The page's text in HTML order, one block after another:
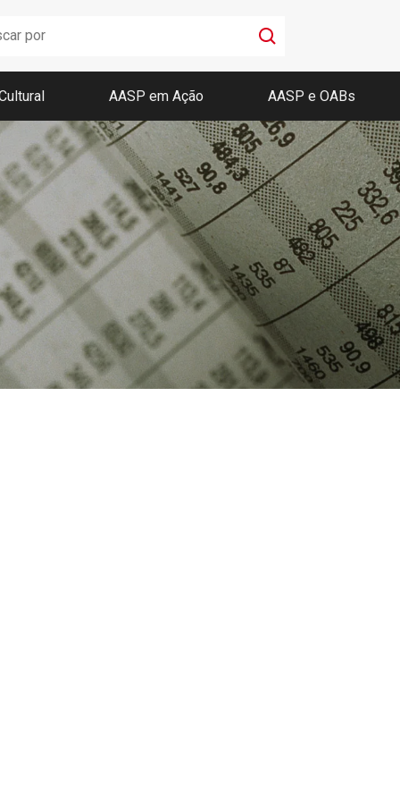
Boletim AASP
Coleção de Códigos de Bolso
Revista da AASP
AASP em Ação AASP e OABs